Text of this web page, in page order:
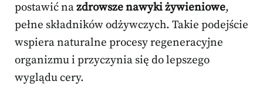
postawić nazdrowsze nawyki żywieniowe,
pełne składników odżywczych. Takie podejście
wspiera naturalne procesy regeneracyjne
organizmu i przyczynia się do lepszego
wyglądu cery.